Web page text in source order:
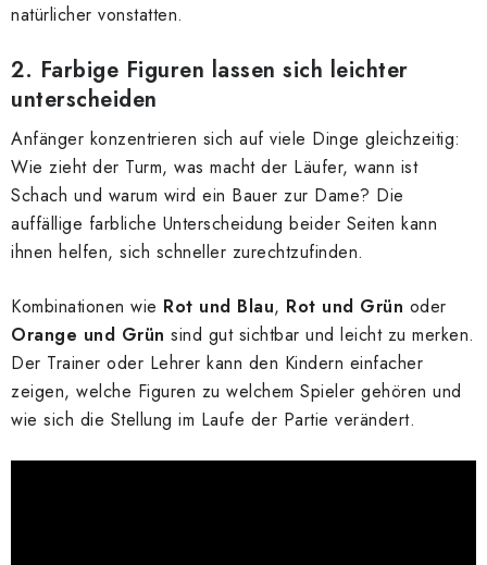
natürlicher vonstatten.
2. Farbige Figuren lassen sich leichter
unterscheiden
Anfänger konzentrieren sich auf viele Dinge gleichzeitig:
Wie zieht der Turm, was macht der Läufer, wann ist
Schach und warum wird ein Bauer zur Dame? Die
auffällige farbliche Unterscheidung beider Seiten kann
ihnen helfen, sich schneller zurechtzufinden.
Kombinationen wie Rot und Blau, Rot und Grün oder
Orange und Grün sind gut sichtbar und leicht zu merken.
Der Trainer oder Lehrer kann den Kindern einfacher
zeigen, welche Figuren zu welchem Spieler gehören und
wie sich die Stellung im Laufe der Partie verändert.